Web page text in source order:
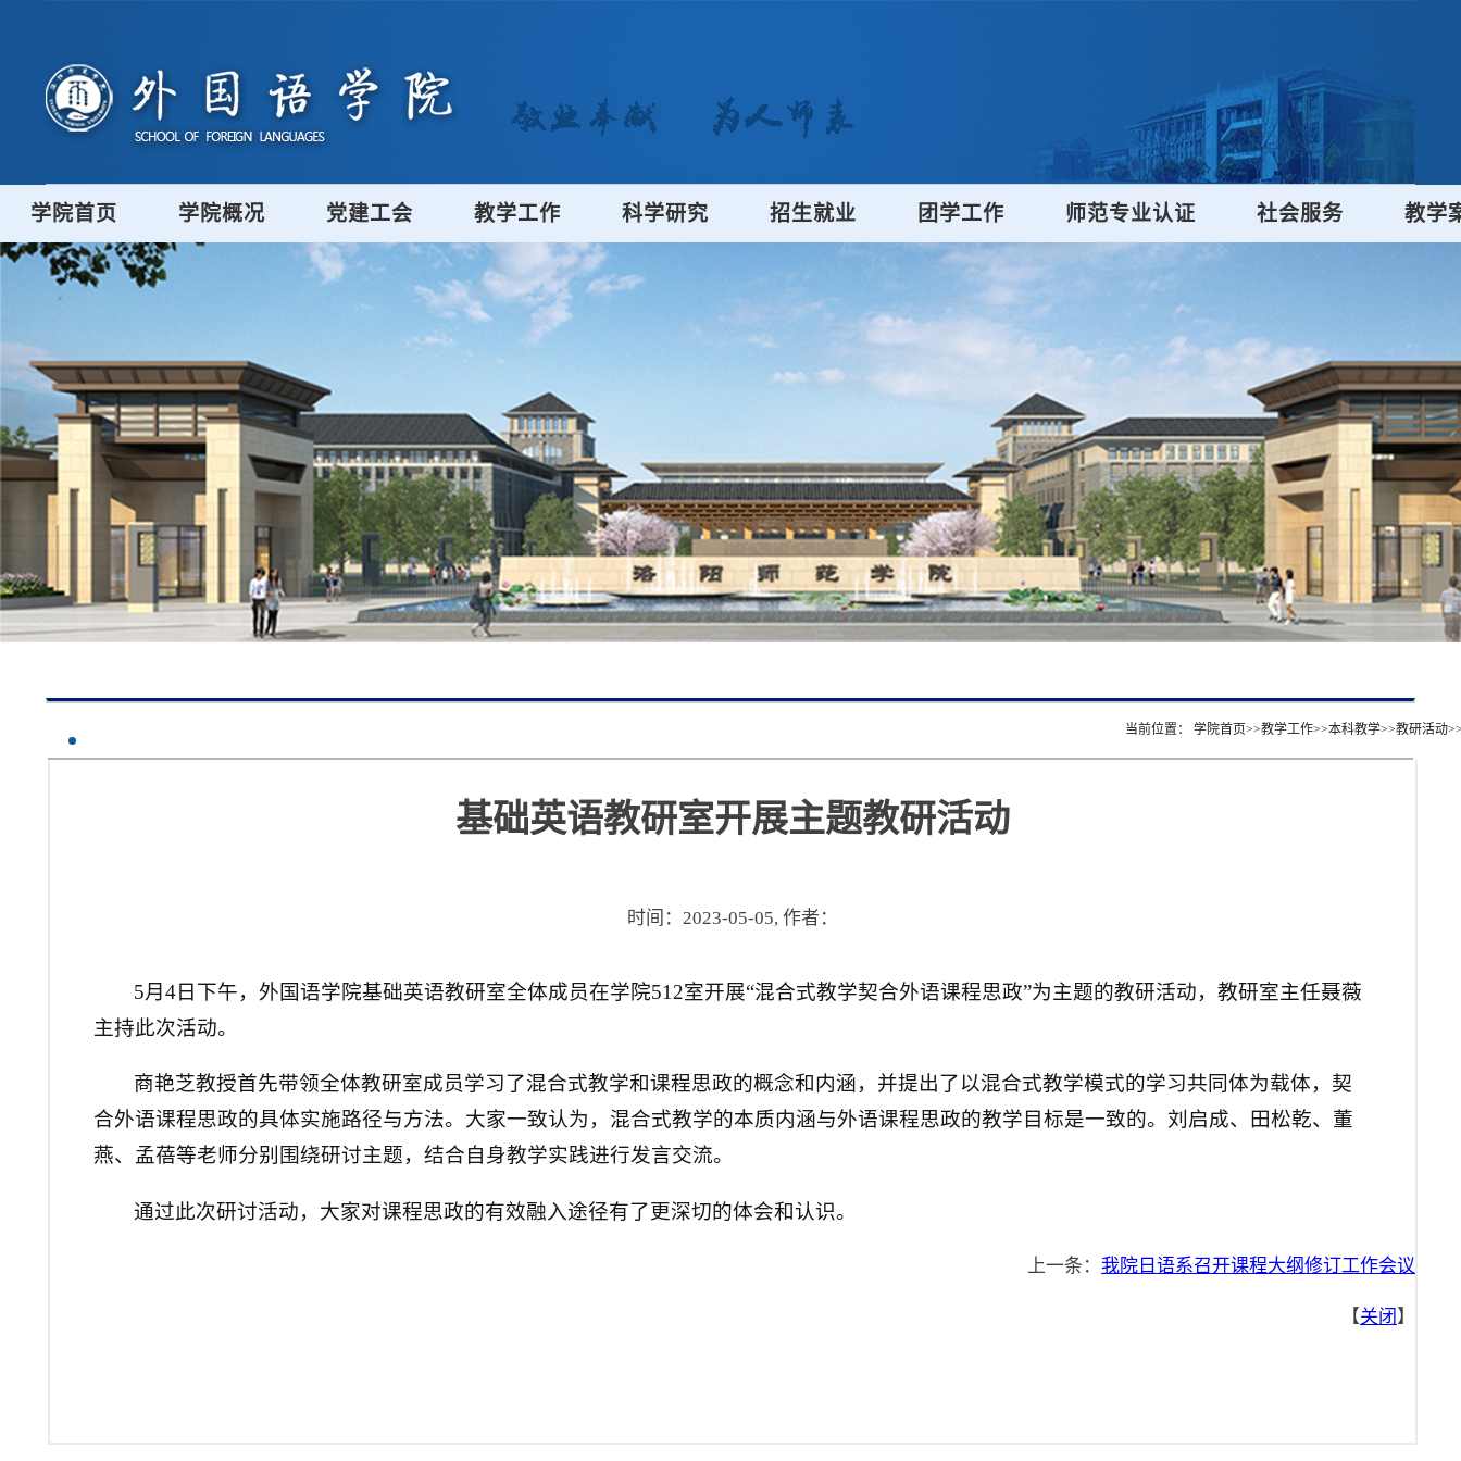
学院首页 学院概况 党建工会 教学工作 科学研究 招生就业 团学工作 师范专业认证 社会服务 教学
当前位置： 学院首页>>教学工作>>本科教学>>教研活动
基础英语教研室开展主题教研活动
时间：2023-05-05, 作者：
5月4日下午，外国语学院基础英语教研室全体成员在学院512室开展“混合式教学契合外语课程思政”为主题的教研活动，教研室主任聂薇
主持此次活动。
商艳芝教授首先带领全体教研室成员学习了混合式教学和课程思政的概念和内涵，并提出了以混合式教学模式的学习共同体为载体，契
合外语课程思政的具体实施路径与方法。大家一致认为，混合式教学的本质内涵与外语课程思政的教学目标是一致的。刘启成、田松乾、董
燕、孟蓓等老师分别围绕研讨主题，结合自身教学实践进行发言交流。
通过此次研讨活动，大家对课程思政的有效融入途径有了更深切的体会和认识。
上一条： 我院日语系召开课程大纲修订工作会议
【关闭 】